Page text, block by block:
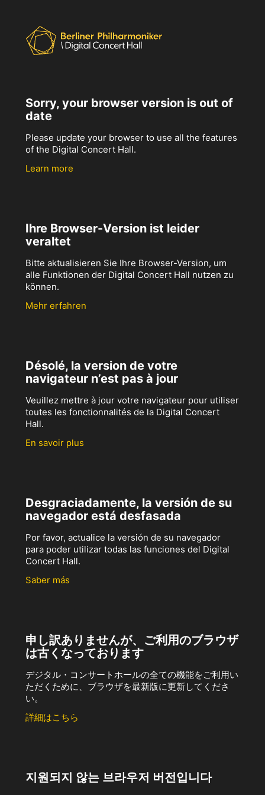
Sorry, your browser version is out of
date
Please update your browser to use all the features
of the Digital Concert Hall.
Learn more
Ihre Browser-Version ist leider
veraltet
Bitte aktualisieren Sie Ihre Browser-Version, um
alle Funktionen der Digital Concert Hall nutzen zu
können.
Mehr erfahren
Désolé, la version de votre
navigateur n’est pas à jour
Veuillez mettre à jour votre navigateur pour utiliser
toutes les fonctionnalités de la Digital Concert
Hall.
En savoir plus
Desgraciadamente, la versión de su
navegador está desfasada
Por favor, actualice la versión de su navegador
para poder utilizar todas las funciones del Digital
Concert Hall.
Saber más
申し訳ありませんが、ご利用のブラウザ
は古くなっております
デジタル・コンサートホールの全ての機能をご利用い
ただくために、ブラウザを最新版に更新してくださ
い。
詳細はこちら
지원되지 않는 브라우저 버전입니다